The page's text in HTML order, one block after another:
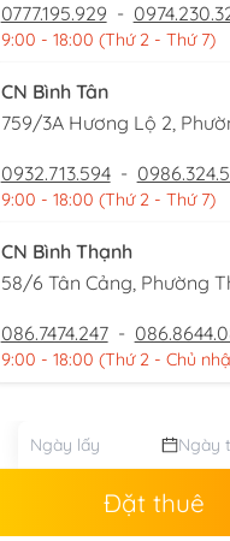
0777.195.929 -
9:00 - 18:00 (Thứ 2 - Thứ 7)
CN Bình Tân
759/3A Hương Lộ 2,
0932.713.594 -
9:00 - 18:00 (Thứ 2 - Thứ 7)
CN Bình Thạnh
58/6 Tân Cảng, Phường
086.7474.247 -
9:00 - 18:00 (Thứ 2 - Chủ
Đặt thuê